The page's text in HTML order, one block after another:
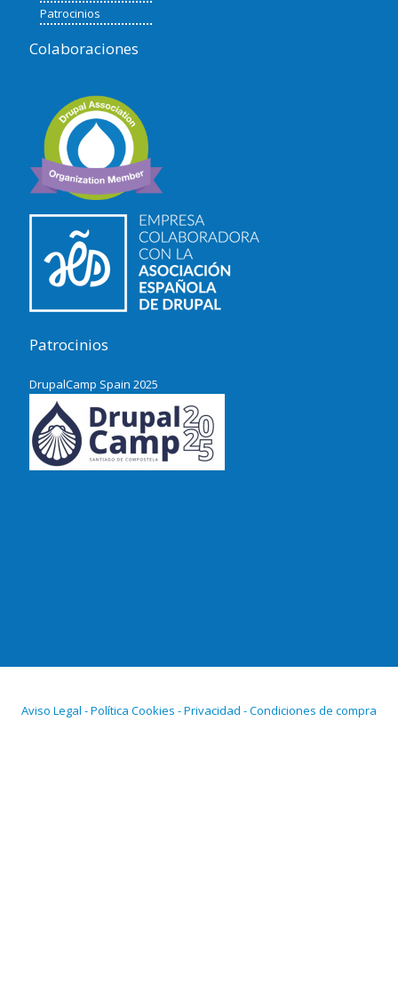
Patrocinios
Colaboraciones
Patrocinios
DrupalCamp Spain 2025
Pacific Northwest Drupal Summit
2024
Aviso Legal - Política Cookies - Privacidad - Condiciones de compra